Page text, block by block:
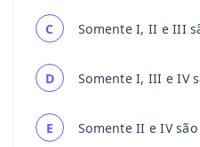
C Somente I, II e III
D Somente I, III e IV
E Somente II e IV